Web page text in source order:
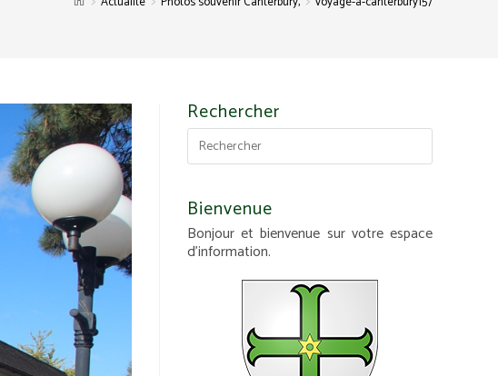
Rechercher
Bienvenue
Bonjour et bienvenue sur votre espace
d'information.